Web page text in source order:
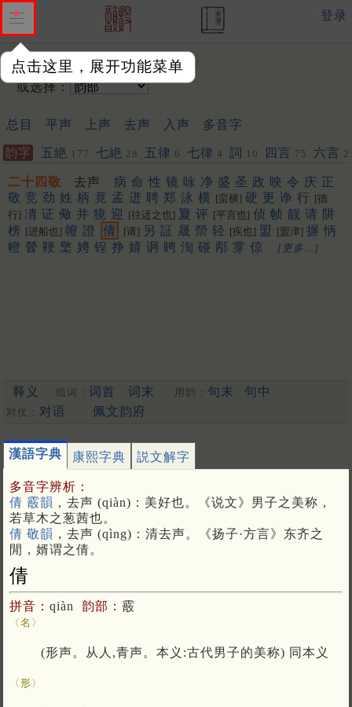
点击这里，展开功能菜单
登录
输入韵字：
或选择：
总目 平声 上声 去声 入声 多音字
韵字 五絶 177 七絶 28 五律 6 七律 4 詞 10 四言 75 六言 2
二十四敬 去声 病 命 性 镜 咏 净 盛 圣 政 映 令 庆 正
敬 竞 劲 姓 柄 竟 孟 迸 聘 郑 泳 横 [蛮横] 硬 更 诤 行 [德
行] 凊 证 儆 并 獍 迎 [往迓之也] 夐 评 [平言也] 侦 帧 靓 请 阱
榜 [进船也] 㡧 證 倩 [请] 另 証 晟 禜 轻 [疾也] 盟 [盟津] 摒 怲
㡠 醟 鞕 檠 娉 锃 挣 婧 诇 䀻 渹 碰 邴 牚 倞 [更多…]
释义 组词： 词首 词末 用韵： 句末 句中
对仗： 对语 佩文韵府
漢語字典 康熙字典 説文解字
多音字辨析：
倩 霰韻 ，去声 (qiàn)：美好也。《说文》男子之美称，
若草木之葱茜也。
倩 敬韻 ，去声 (qìng)：清去声。《扬子·方言》东齐之
閒，婿谓之倩。
倩
拼音： qiàn 韵部： 霰
〈名〉
(形声。从人,青声。本义:古代男子的美称) 同本义
〈形〉